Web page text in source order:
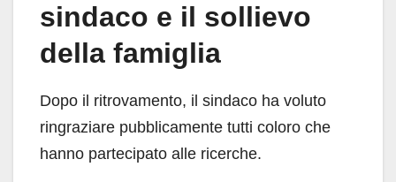
sindaco e il sollievo
della famiglia
Dopo il ritrovamento, il sindaco ha voluto
ringraziare pubblicamente tutti coloro che
hanno partecipato alle ricerche.